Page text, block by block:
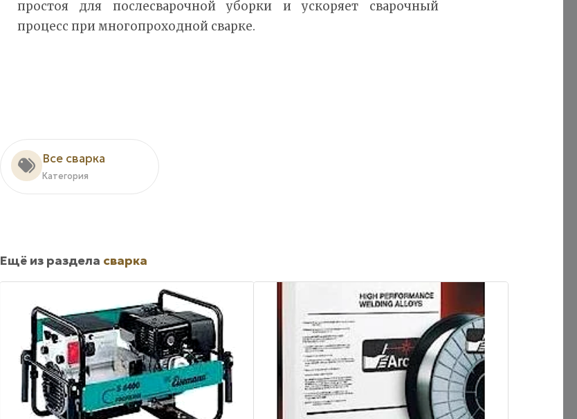
простоя для послесварочной уборки и ускоряет сварочный
процесс при многопроходной сварке.
Все сварка
Категория
Ещё из раздела сварка